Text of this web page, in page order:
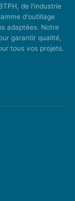
de l'industrie
d'outillage
adaptées. Notre
garantir qualité,
tous vos projets.